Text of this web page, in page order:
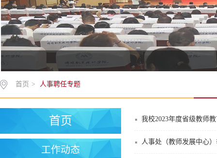
首页 > 人事聘任专题
首页
工作动态
我校2023年度省级教师
人事处（教师发展中心